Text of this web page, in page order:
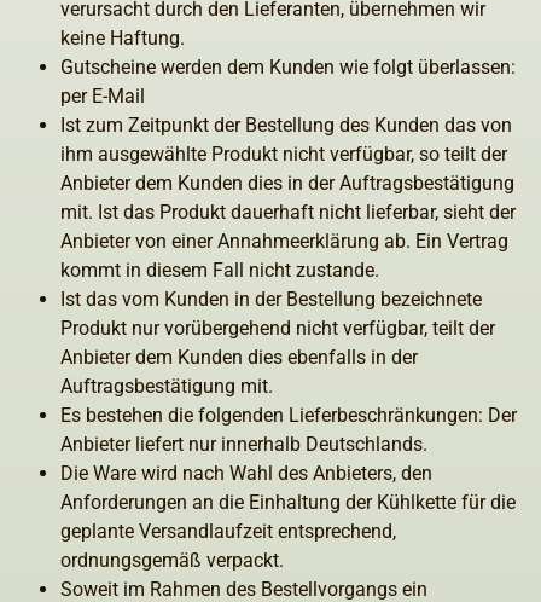
verursacht durch den Lieferanten, übernehmen wir
keine Haftung.
Gutscheine werden dem Kunden wie folgt überlassen:
per E-Mail
Ist zum Zeitpunkt der Bestellung des Kunden das von
ihm ausgewählte Produkt nicht verfügbar, so teilt der
Anbieter dem Kunden dies in der Auftragsbestätigung
mit. Ist das Produkt dauerhaft nicht lieferbar, sieht der
Anbieter von einer Annahmeerklärung ab. Ein Vertrag
kommt in diesem Fall nicht zustande.
Ist das vom Kunden in der Bestellung bezeichnete
Produkt nur vorübergehend nicht verfügbar, teilt der
Anbieter dem Kunden dies ebenfalls in der
Auftragsbestätigung mit.
Es bestehen die folgenden Lieferbeschränkungen: Der
Anbieter liefert nur innerhalb Deutschlands.
Die Ware wird nach Wahl des Anbieters, den
Anforderungen an die Einhaltung der Kühlkette für die
geplante Versandlaufzeit entsprechend,
ordnungsgemäß verpackt.
Soweit im Rahmen des Bestellvorgangs ein